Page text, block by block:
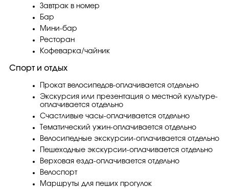
Завтрак в номер
Бар
Мини-бар
Ресторан
Кофеварка/чайник
Спорт и отдых
Прокат велосипедов-оплачивается отдельно
Экскурсия или презентация о местной культуре-
оплачивается отдельно
Счастливые часы-оплачивается отдельно
Тематический ужин-оплачивается отдельно
Велосипедные экскурсии-оплачивается отдельно
Пешеходные экскурсии-оплачивается отдельно
Верховая езда-оплачивается отдельно
Велоспорт
Маршруты для пеших прогулок